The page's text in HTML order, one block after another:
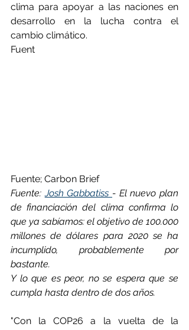
clima para apoyar a las naciones en
desarrollo en la lucha contra el
cambio climático.
Fuent
Fuente; Carbon Brief
Fuente: Josh Gabbatiss - El nuevo plan
de financiación del clima confirma lo
que ya sabíamos: el objetivo de 100.000
millones de dólares para 2020 se ha
incumplido, probablemente por
bastante.
Y lo que es peor, no se espera que se
cumpla hasta dentro de dos años.
"Con la COP26 a la vuelta de la